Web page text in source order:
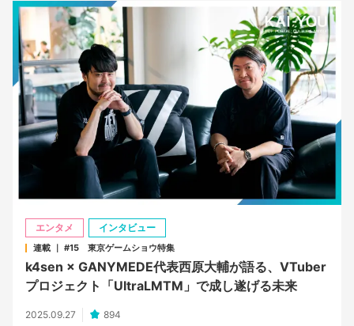
エンタメ インタビュー
連載 ｜ #15 東京ゲームショウ特集
k4sen × GANYMEDE代表西原大輔が語る、VTuber
プロジェクト「UltraLMTM」で成し遂げる未来
2025.09.27 894